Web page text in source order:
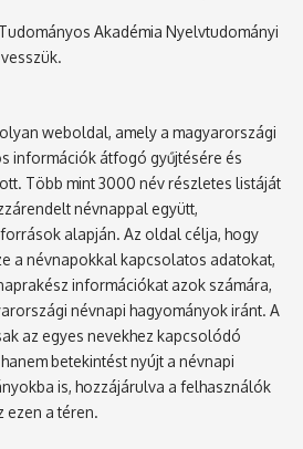
Akadémia Nyelvtudományi
weboldal, amely a magyarországi
információk átfogó gyűjtésére és
Több mint 3000 név részletes listáját
névnappal együtt,
alapján. Az oldal célja, hogy
a névnapokkal kapcsolatos adatokat,
információkat azok számára,
névnapi hagyományok iránt. A
az egyes nevekhez kapcsolódó
betekintést nyújt a névnapi
is, hozzájárulva a felhasználók
ezen a téren.